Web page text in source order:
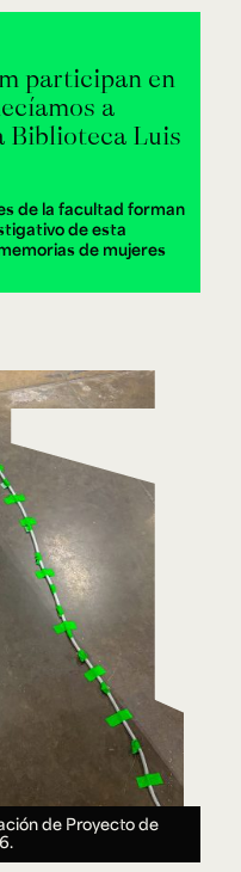
participan en
a
Biblioteca Luis
de la facultad forman
de esta
de mujeres
de Proyecto de